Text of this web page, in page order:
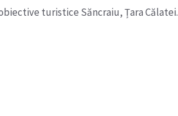
turistice Săncraiu, Țara Călatei.